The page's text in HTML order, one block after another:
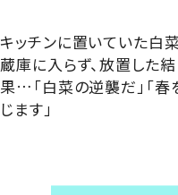
キッチンに置いていた白
蔵庫に入らず、放置した結
果…「白菜の逆襲だ」「春
じます」